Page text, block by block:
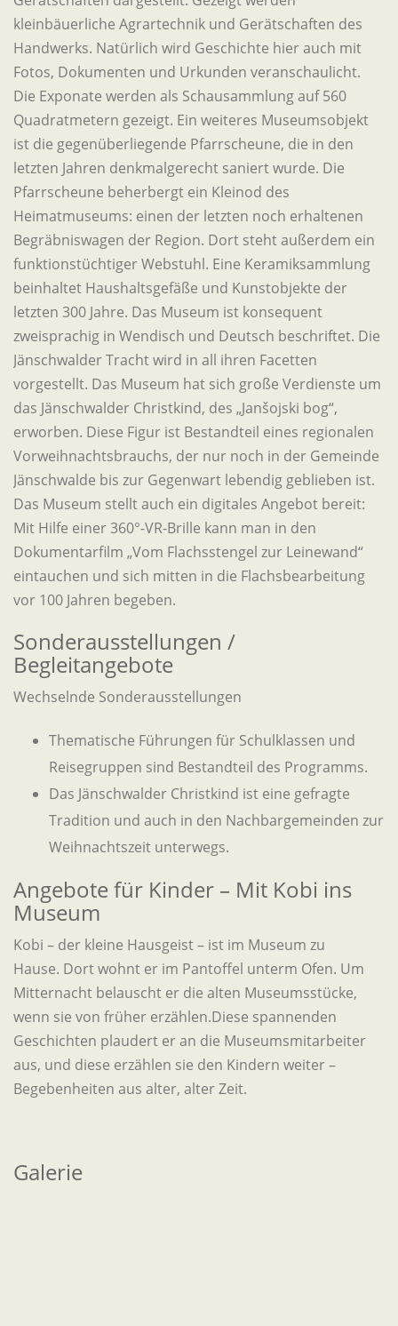
kleinbäuerliche Agrartechnik und Gerätschaften des
Handwerks. Natürlich wird Geschichte hier auch mit
Fotos, Dokumenten und Urkunden veranschaulicht.
Die Exponate werden als Schausammlung auf 560
Quadratmetern gezeigt. Ein weiteres Museumsobjekt
ist die gegenüberliegende Pfarrscheune, die in den
letzten Jahren denkmalgerecht saniert wurde. Die
Pfarrscheune beherbergt ein Kleinod des
Heimatmuseums: einen der letzten noch erhaltenen
Begräbniswagen der Region. Dort steht außerdem ein
funktionstüchtiger Webstuhl. Eine Keramiksammlung
beinhaltet Haushaltsgefäße und Kunstobjekte der
letzten 300 Jahre. Das Museum ist konsequent
zweisprachig in Wendisch und Deutsch beschriftet. Die
Jänschwalder Tracht wird in all ihren Facetten
vorgestellt. Das Museum hat sich große Verdienste um
das Jänschwalder Christkind, des „Janšojski bog“,
erworben. Diese Figur ist Bestandteil eines regionalen
Vorweihnachtsbrauchs, der nur noch in der Gemeinde
Jänschwalde bis zur Gegenwart lebendig geblieben ist.
Das Museum stellt auch ein digitales Angebot bereit:
Mit Hilfe einer 360°-VR-Brille kann man in den
Dokumentarfilm „Vom Flachsstengel zur Leinewand“
eintauchen und sich mitten in die Flachsbearbeitung
vor 100 Jahren begeben.
Sonderausstellungen /
Begleitangebote
Wechselnde Sonderausstellungen
Thematische Führungen für Schulklassen und
Reisegruppen sind Bestandteil des Programms.
Das Jänschwalder Christkind ist eine gefragte
Tradition und auch in den Nachbargemeinden zur
Weihnachtszeit unterwegs.
Angebote für Kinder – Mit Kobi ins
Museum
Kobi – der kleine Hausgeist – ist im Museum zu
Hause. Dort wohnt er im Pantoffel unterm Ofen. Um
Mitternacht belauscht er die alten Museumsstücke,
wenn sie von früher erzählen.Diese spannenden
Geschichten plaudert er an die Museumsmitarbeiter
aus, und diese erzählen sie den Kindern weiter –
Begebenheiten aus alter, alter Zeit.
Galerie